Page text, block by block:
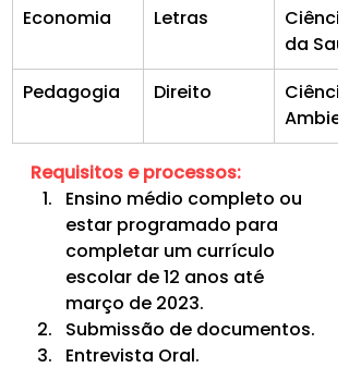
Economia
Letras
da
Pedagogia
​Direito
Requisitos e processos:
Ensino médio completo ou
estar programado para
completar um currículo
escolar de 12 anos até
março de 2023.
Submissão de documentos.
Entrevista Oral.